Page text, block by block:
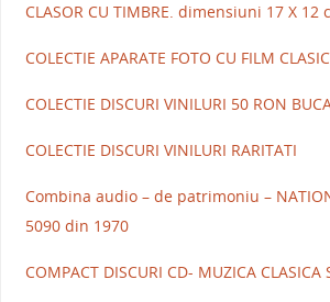
CLASOR CU TIMBRE. dimensiuni 17 X 12
COLECTIE APARATE FOTO CU FILM
COLECTIE DISCURI VINILURI 50 RON
COLECTIE DISCURI VINILURI RARITATI
Combina audio – de patrimoniu –
5090 din 1970
COMPACT DISCURI CD- MUZICA CLASICA